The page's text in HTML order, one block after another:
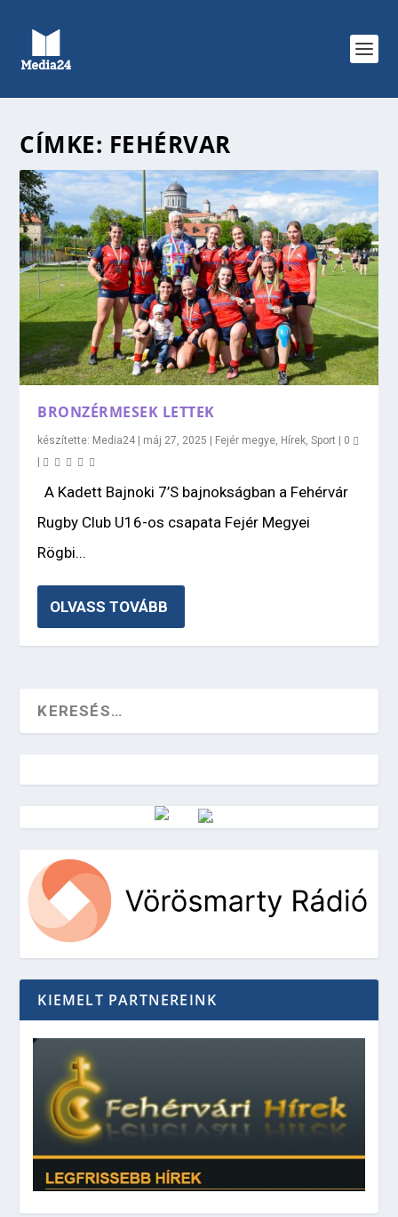
CÍMKE: FEHÉRVAR
BRONZÉRMESEK LETTEK
készítette: Media24 | máj 27, 2025 | Fejér megye Hírek ,Sport | 0
|
A Kadett Bajnoki 7’S bajnokságban a Fehérvár
Rugby Club U16-os csapata Fejér Megyei
Rögbi...
OLVASS TOVÁBB
Vörösmarty Rádió
KIEMELT PARTNEREINK